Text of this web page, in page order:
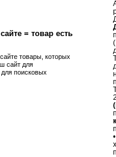
= товар есть
товары, которых
сайт для
поисковых